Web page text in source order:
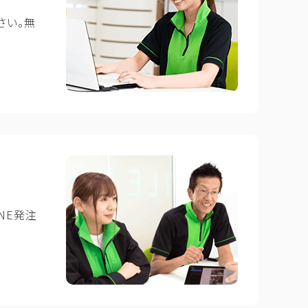
。無
発注